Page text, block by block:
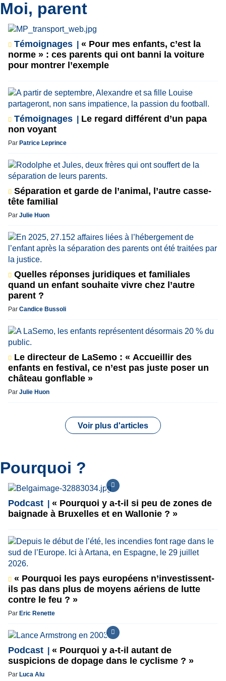
Moi, parent
Témoignages
« Pour mes enfants, c’est la
norme » : ces parents qui ont banni la voiture
pour montrer l’exemple
Témoignages
Le regard différent d’un papa
non voyant
Par Patrice Leprince
Séparation et garde de l’animal, l’autre casse-
tête familial
Par Julie Huon
Quelles réponses juridiques et familiales
quand un enfant souhaite vivre chez l’autre
parent ?
Par Candice Bussoli
Le directeur de LaSemo : « Accueillir des
enfants en festival, ce n’est pas juste poser un
château gonflable »
Par Julie Huon
Voir plus d'articles
Pourquoi ?
Podcast
« Pourquoi y a-t-il si peu de zones de
baignade à Bruxelles et en Wallonie ? »
« Pourquoi les pays européens n’investissent-
ils pas dans plus de moyens aériens de lutte
contre le feu ? »
Par Eric Renette
Podcast
« Pourquoi y a-t-il autant de
suspicions de dopage dans le cyclisme ? »
Par Luca Alu